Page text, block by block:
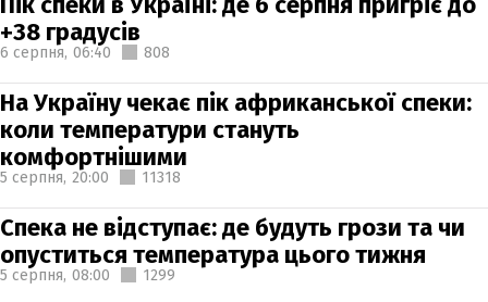
+38 градусів
6 серпня, 06:40 808
На Україну чекає пік африканської спеки:
коли температури стануть
комфортнішими
5 серпня, 20:00 11318
Спека не відступає: де будуть грози та чи
опуститься температура цього тижня
5 серпня, 08:00 1299